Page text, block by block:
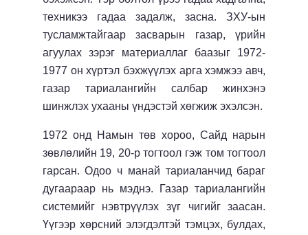
техникээ гадаа задалж, засна. ЗХУ-ын
тусламжтайгаар засварын газар, үрийн
агуулах зэрэг материаллаг баазыг 1972-
1977 он хүртэл бэхжүүлэх арга хэмжээ авч,
газар тариалангийн салбар жинхэнэ
шинжлэх ухааны үндэстэй хөгжиж эхэлсэн.
1972 онд Намын төв хороо, Сайд нарын
зөвлөлийн 19, 20-р тогтоол гэж том тогтоол
гарсан. Одоо ч манай тариаланчид бараг
дугаараар нь мэднэ. Газар тариалангийн
системийг нэвтрүүлэх зүг чигийг заасан.
Үүгээр хөрсний элэгдэлтэй тэмцэх, булдах,